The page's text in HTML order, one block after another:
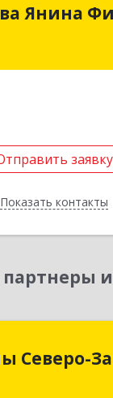
Янина
заявку
Показать контакты
обл,
заявку
Назад
Северо-
Карелия Респ,